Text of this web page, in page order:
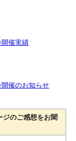
催実績
催のお知らせ
ジのご感想をお聞